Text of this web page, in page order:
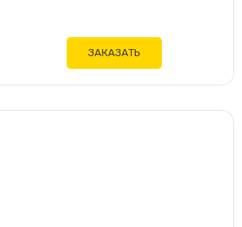
ЗАКАЗАТЬ